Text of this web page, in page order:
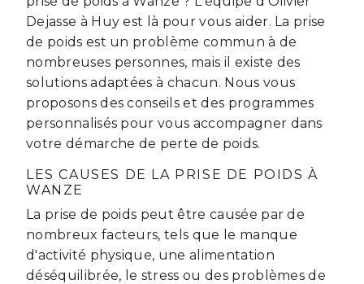
Dejasse à Huy est là pour vous aider. La prise
de poids est un problème commun à de
nombreuses personnes, mais il existe des
solutions adaptées à chacun. Nous vous
proposons des conseils et des programmes
personnalisés pour vous accompagner dans
votre démarche de perte de poids.
LES CAUSES DE LA PRISE DE POIDS À
WANZE
La prise de poids peut être causée par de
nombreux facteurs, tels que le manque
d'activité physique, une alimentation
déséquilibrée, le stress ou des problèmes de